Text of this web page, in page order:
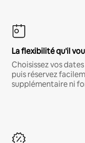
La flexibilité qu'il
Choisissez vos
puis réservez
supplémentaire ni